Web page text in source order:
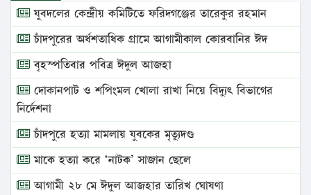
যুবদলের কেন্দ্রীয় কমিটিতে ফরিদগঞ্জের তারেকুর রহমান
চাঁদপুরের অর্ধশতাধিক গ্রামে আগামীকাল কোরবানির ঈদ
বৃহস্পতিবার পবিত্র ঈদুল আজহা
দোকানপাট ও শপিংমল খোলা রাখা নিয়ে বিদ্যুৎ বিভাগের
নির্দেশনা
চাঁদপুরে হত্যা মামলায় যুবকের মৃত্যুদণ্ড
মাকে হত্যা করে ‘নাটক’ সাজান ছেলে
আগামী ২৮ মে ঈদুল আজহার তারিখ ঘোষণা